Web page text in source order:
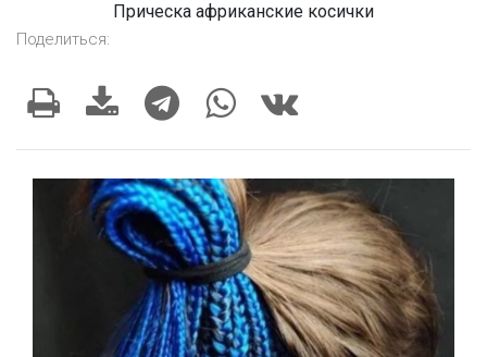
Прическа африканские косички
Поделиться: